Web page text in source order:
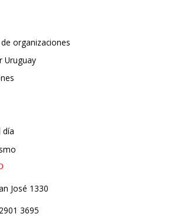
organizaciones
Uruguay
día
José 1330
3695